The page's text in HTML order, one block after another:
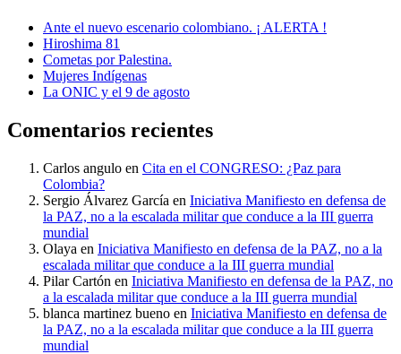
Ante el nuevo escenario colombiano. ¡ ALERTA !
Hiroshima 81
Cometas por Palestina.
Mujeres Indígenas
La ONIC y el 9 de agosto
Comentarios recientes
Carlos angulo en Cita en el CONGRESO: ¿Paz para
Colombia?
Sergio Álvarez García en Iniciativa Manifiesto en defensa de
la PAZ, no a la escalada militar que conduce a la III guerra
mundial
Olaya en Iniciativa Manifiesto en defensa de la PAZ, no a la
escalada militar que conduce a la III guerra mundial
Pilar Cartón en Iniciativa Manifiesto en defensa de la PAZ, no
a la escalada militar que conduce a la III guerra mundial
blanca martinez bueno en Iniciativa Manifiesto en defensa de
la PAZ, no a la escalada militar que conduce a la III guerra
mundial